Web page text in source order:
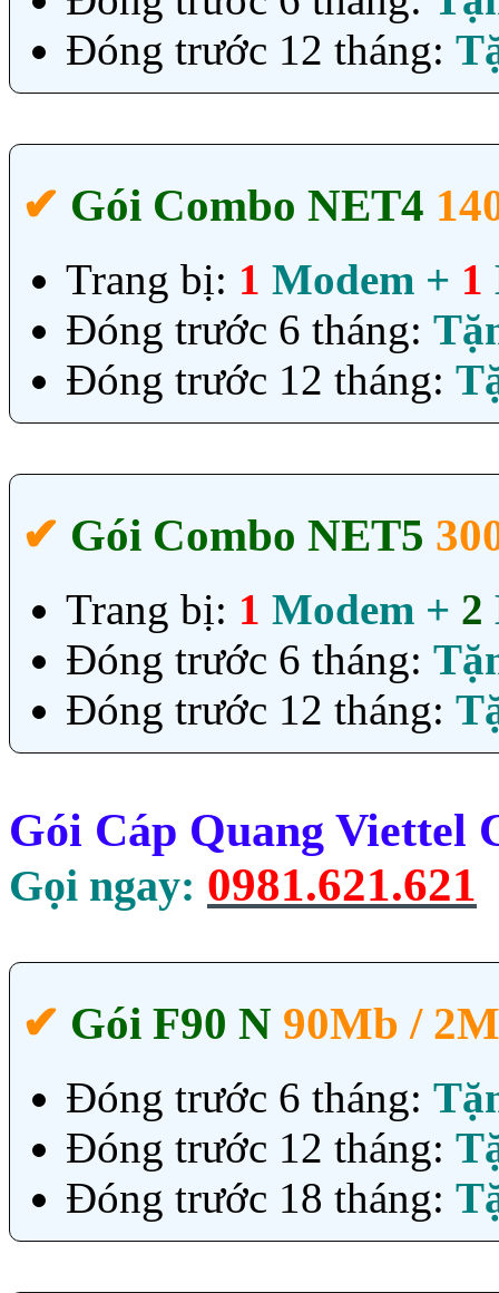
Đóng trước 12 tháng:
✔‎ Gói Combo NET4
Trang bị: 1 Modem + 1
Đóng trước 6 tháng:
Đóng trước 12 tháng:
✔‎ Gói Combo NET5
Trang bị: 1 Modem + 2
Đóng trước 6 tháng:
Đóng trước 12 tháng:
Gói Cáp Quang Viettel
Gọi ngay: 0981.621.621
✔‎ Gói F90 N 90Mb /
Đóng trước 6 tháng:
Đóng trước 12 tháng:
Đóng trước 18 tháng: